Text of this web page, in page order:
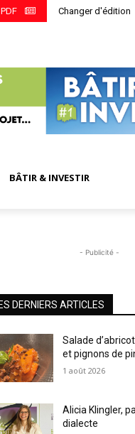
Changer d'édition
BÂTIR & INVESTIR
- Publicité -
DERNIERS ARTICLES
Salade
et pignons de
1 août 2026
Alicia Klingler,
dialecte